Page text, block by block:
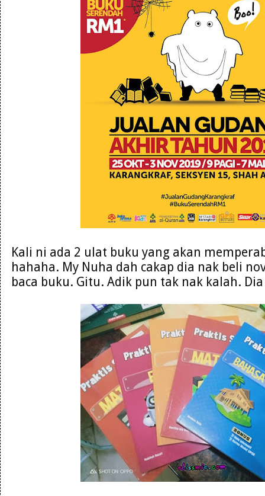
Kali ni ada 2 ulat buku yang akan
hahaha. My Nuha dah cakap dia nak beli
baca buku. Gitu. Adik pun tak nak kalah.